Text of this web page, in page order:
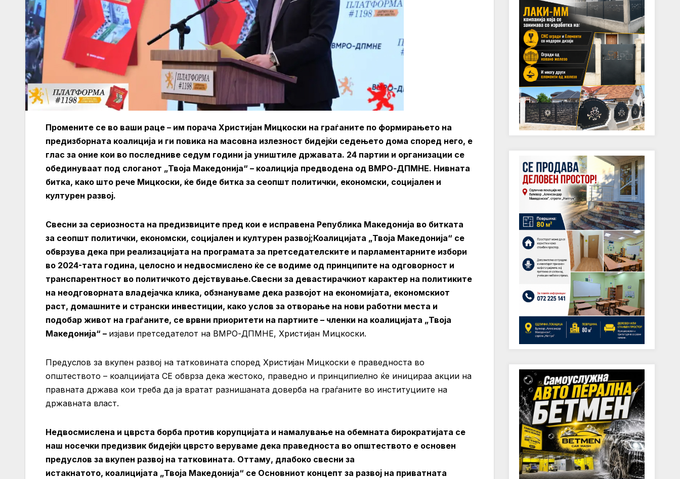
Промените се во ваши раце – им порача Христијан Мицкоски на граѓаните по формирањето на
предизборната коалиција и ги повика на масовна излезност бидејќи седењето дома според него, е
глас за оние кои во последниве седум години ја уништиле државата. 24 партии и организации се
обединуваат под слоганот „Твоја Македонија“ – коалиција предводена од ВМРО-ДПМНЕ. Нивната
битка, како што рече Мицкоски, ќе биде битка за сеопшт политички, економски, социјален и
културен развој.
Свесни за сериозноста на предизвиците пред кои е исправена Република Македонија во битката
за сеопшт политички, економски, социјален и културен развој;Коалицијата „Твоја Македонија“ се
обврзува дека при реализацијата на програмата за претседателските и парламентарните избори
во 2024-тата година, целосно и недвосмислено ќе се водиме од принципите на одговорност и
транспарентност во политичкото дејствување.Свесни за девастирачкиот карактер на политиките
на неодговорната владејачка клика, обзнануваме дека развојот на економијата, економскиот
раст, домашните и странски инвестиции, како услов за отворање на нови работни места и
подобар живот на граѓаните, се врвни приоритети на партиите – членки на коалицијата „Твоја
Македонија“ – изјави претседателот на ВМРО-ДПМНЕ, Христијан Мицкоски.
Предуслов за вкупен развој на татковината според Христијан Мицкоски е праведноста во
општеството – коалциијата СЕ обврза дека жестоко, праведно и принципиелно ќе иницираа акции на
правната држава кои треба да ја вратат разнишаната доверба на граѓаните во институциите на
државната власт.
Недвосмислена и цврста борба против корупцијата и намалување на обемната бирократијата се
наш носечки предизвик бидејќи цврсто веруваме дека праведноста во општеството е основен
предуслов за вкупен развој на татковината. Оттаму, длабоко свесни за
истакнатото, коалицијата „Твоја Македонија“ се Основниот концепт за развој на приватната